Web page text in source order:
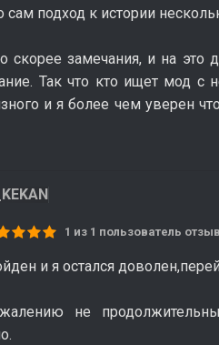
сам подход к истории
замечания, и на это
Так что кто ищет мод с
и я более чем уверен
1 из 1 пользователь
и я остался
не